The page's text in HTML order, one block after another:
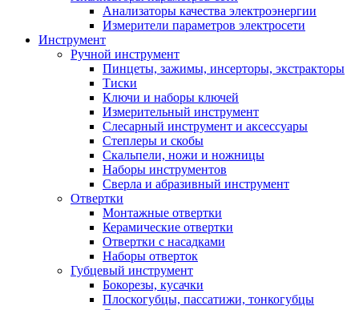
Анализаторы качества электроэнергии
Измерители параметров электросети
Инструмент
Ручной инструмент
Пинцеты, зажимы, инсерторы, экстракторы
Тиски
Ключи и наборы ключей
Измерительный инструмент
Слесарный инструмент и аксессуары
Степлеры и скобы
Скальпели, ножи и ножницы
Наборы инструментов
Сверла и абразивный инструмент
Отвертки
Монтажные отвертки
Керамические отвертки
Отвертки с насадками
Наборы отверток
Губцевый инструмент
Бокорезы, кусачки
Плоскогубцы, пассатижи, тонкогубцы